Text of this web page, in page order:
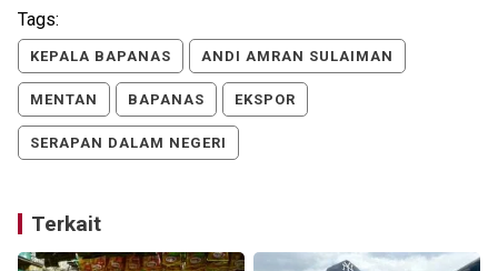
Tags:
KEPALA BAPANAS ANDI AMRAN SULAIMAN
MENTAN BAPANAS EKSPOR
SERAPAN DALAM NEGERI
Terkait